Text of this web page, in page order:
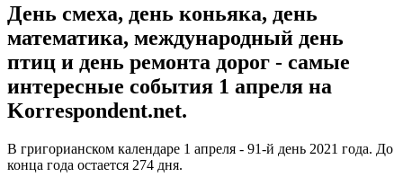
День смеха, день коньяка, день
математика, международный день
птиц и день ремонта дорог - самые
интересные события 1 апреля на
Korrespondent.net.
В григорианском календаре 1 апреля - 91-й день 2021 года. До
конца года остается 274 дня.